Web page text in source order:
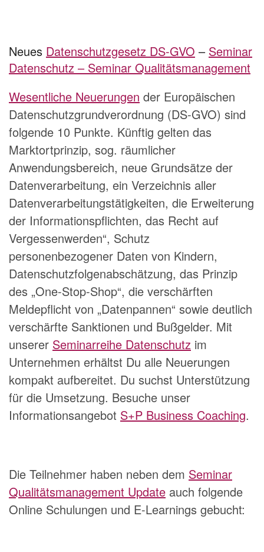
Neues Datenschutzgesetz DS-GVO – Seminar
Datenschutz – Seminar Qualitätsmanagement
Wesentliche Neuerungen der Europäischen
Datenschutzgrundverordnung (DS-GVO) sind
folgende 10 Punkte. Künftig gelten das
Marktortprinzip, sog. räumlicher
Anwendungsbereich, neue Grundsätze der
Datenverarbeitung, ein Verzeichnis aller
Datenverarbeitungstätigkeiten, die Erweiterung
der Informationspflichten, das Recht auf
Vergessenwerden“, Schutz
personenbezogener Daten von Kindern,
Datenschutzfolgenabschätzung, das Prinzip
des „One-Stop-Shop“, die verschärften
Meldepflicht von „Datenpannen“ sowie deutlich
verschärfte Sanktionen und Bußgelder. Mit
unserer Seminarreihe Datenschutz im
Unternehmen erhältst Du alle Neuerungen
kompakt aufbereitet. Du suchst Unterstützung
für die Umsetzung. Besuche unser
Informationsangebot S+P Business Coaching.
Die Teilnehmer haben neben dem Seminar
Qualitätsmanagement Update auch folgende
Online Schulungen und E-Learnings gebucht: